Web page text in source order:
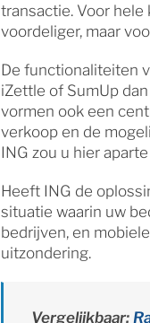
transactie. Voor hele
voordeliger, maar
De functionaliteiten
iZettle of SumUp
vormen ook een
verkoop en de
ING zou u hier
Heeft ING de
situatie waarin uw
bedrijven, en
uitzondering.
Vergelijkbaar: